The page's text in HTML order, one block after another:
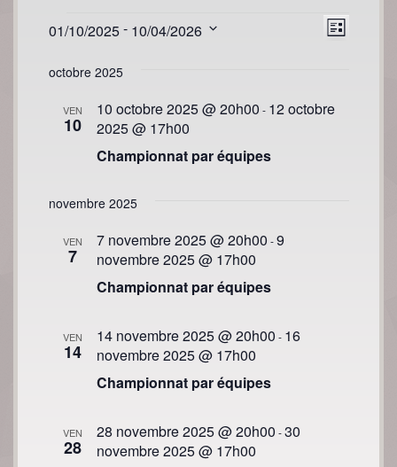
Évènements Liste
01/10/2025 - 10/04/2026
une
octobre 2025
VEN
10
Championnat par équipes
10 octobre 2025 @ 20h00 - 12 octobre
2025 @ 17h00
novembre 2025
VEN
7
Championnat par équipes
7 novembre 2025 @ 20h00 -9
novembre 2025 @ 17h00
VEN
14
Championnat par équipes
14 novembre 2025 @ 20h00 - 16
novembre 2025 @ 17h00
VEN
28
28 novembre 2025 @ 20h00 -30
novembre 2025 @ 17h00